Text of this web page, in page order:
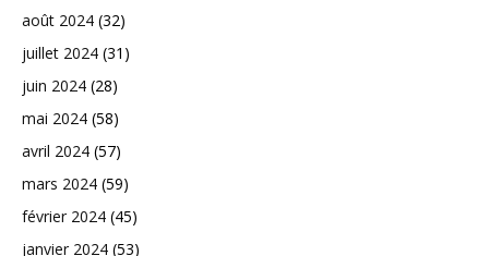
août 2024 (32)
juillet 2024 (31)
juin 2024 (28)
mai 2024 (58)
avril 2024 (57)
mars 2024 (59)
février 2024 (45)
janvier 2024 (53)